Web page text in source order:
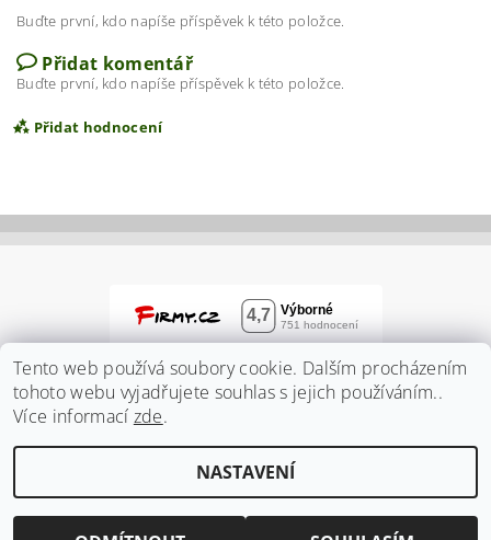
Buďte první, kdo napíše příspěvek k této položce.
Přidat komentář
Buďte první, kdo napíše příspěvek k této položce.
Přidat hodnocení
Vložením hodnocení souhlasíte spodmínkami
ochrany osobních údajů
2026 ©Zahradnidum.cz, všechna práva vyhrazena
Tento web používá soubory cookie. Dalším procházením
tohoto webu vyjadřujete souhlas s jejich používáním..
Více informací zde.
NASTAVENÍ